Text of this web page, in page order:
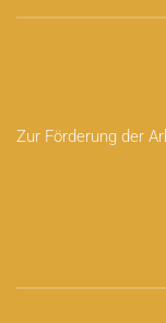
Zur Förderung der